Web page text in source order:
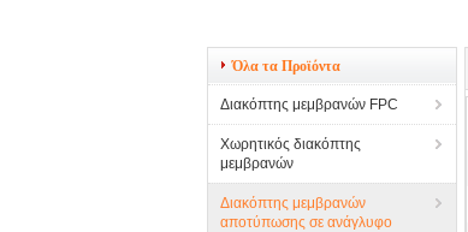
Όλα τα Προϊόντα
Διακόπτης μεμβρανών FPC
Χωρητικός διακόπτης
μεμβρανών
Διακόπτης μεμβρανών
αποτύπωσης σε ανάγλυφο